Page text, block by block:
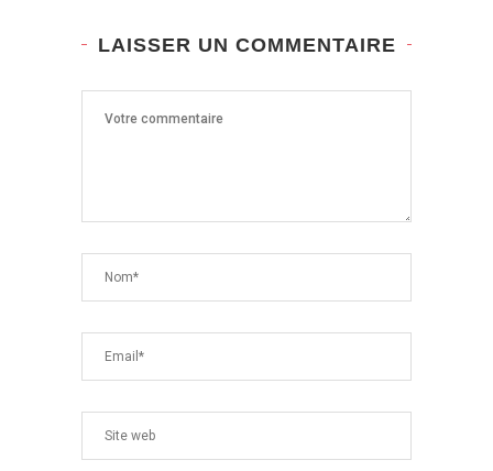
LAISSER UN COMMENTAIRE